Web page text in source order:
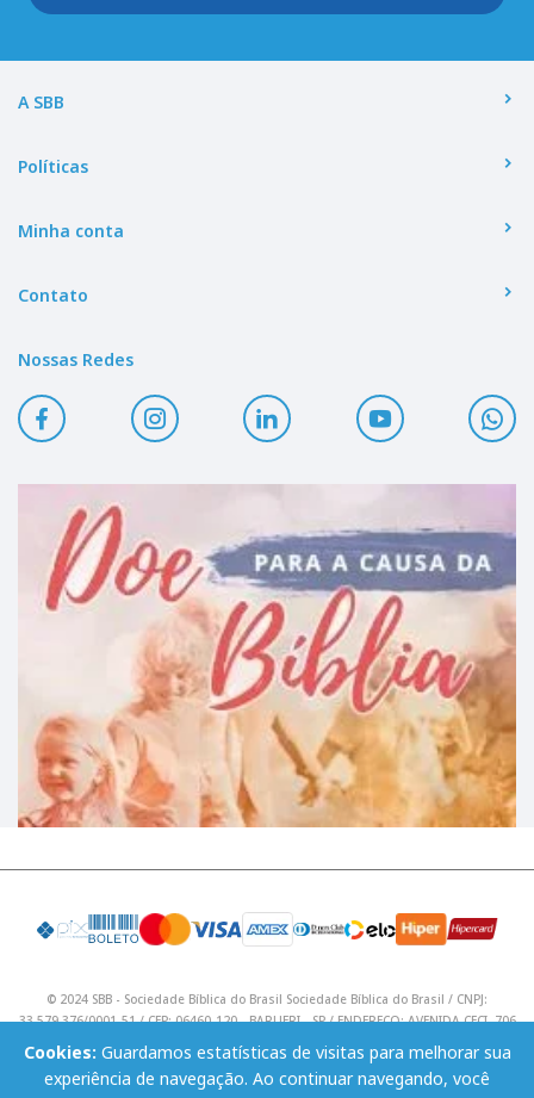
A SBB
Políticas
Minha conta
Contato
Nossas Redes
Cookies: Guardamos estatísticas de visitas para melhorar sua
experiência de navegação. Ao continuar navegando, você
© 2024 SBB - Sociedade Bíblica do Brasil Sociedade Bíblica do Brasil / CNPJ:
33.579.376/0001-51 / CEP: 06460-120 - BARUERI - SP / ENDEREÇO: AVENIDA CECI, 706
/ Telefone: (11) 4195 9590 / Email: lojavirtual@sbb.org.br .